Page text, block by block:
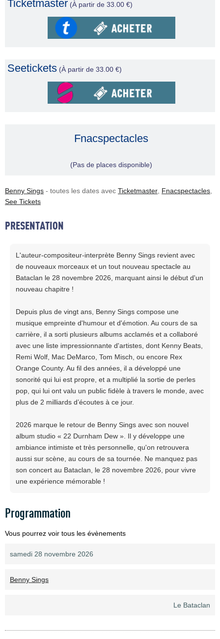
Ticketmaster (À partir de 33.00 €)
Seetickets (À partir de 33.00 €)
Fnacspectacles
(Pas de places disponible)
Benny Sings - toutes les dates avec Ticketmaster Fnacspectacles
See Tickets
PRESENTATION
L'auteur-compositeur-interprète Benny Sings revient avec
de nouveaux morceaux et un tout nouveau spectacle au
Bataclan le 28 novembre 2026, marquant ainsi le début d'un
nouveau chapitre !
Depuis plus de vingt ans, Benny Sings compose une
musique empreinte d'humour et d'émotion. Au cours de sa
carrière, il a sorti plusieurs albums acclamés et a collaboré
avec une liste impressionnante d'artistes, dont Kenny Beats,
Remi Wolf, Mac DeMarco, Tom Misch, ou encore Rex
Orange County. Au fil des années, il a développé une
sonorité qui lui est propre, et a multiplié la sortie de perles
pop, qui lui ont valu un public fidèle à travers le monde, avec
plus de 2 milliards d’écoutes à ce jour.
2026 marque le retour de Benny Sings avec son nouvel
album studio « 22 Durnham Dew ». Il y développe une
ambiance intimiste et très personnelle, qu'on retrouvera
aussi sur scène, au cours de sa tournée. Ne manquez pas
son concert au Bataclan, le 28 novembre 2026, pour vivre
une expérience mémorable !
Programmation
Vous pourrez voir tous les évènements
samedi 28 novembre 2026
Benny Sings
Le Bataclan